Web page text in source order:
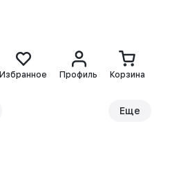
Избранное Профиль Корзина
Еще